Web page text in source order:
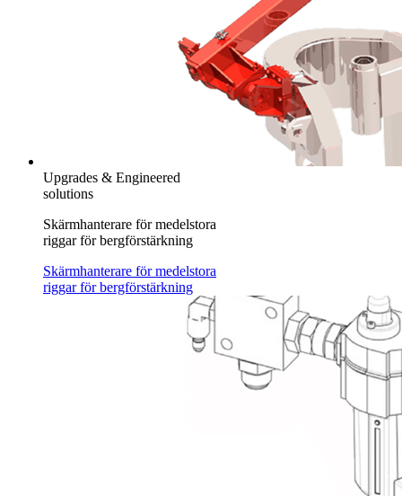
Upgrades & Engineered
solutions
Skärmhanterare för medelstora
riggar för bergförstärkning
Skärmhanterare för medelstora
riggar för bergförstärkning